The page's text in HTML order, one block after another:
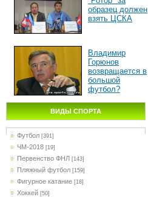
образец должен
взять ЦСКА
Владимир
Горюнов
возвращается в
большой
футбол?
ВИДЫ СПОРТА
Футбол [391]
ЧМ-2018 [19]
Первенство ФНЛ [143]
Пляжный футбол [159]
Фигурное катание [18]
Хоккей [50]